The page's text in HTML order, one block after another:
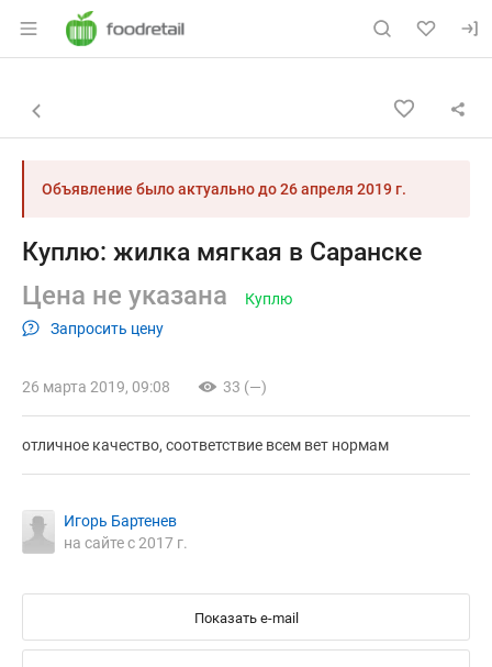
Раздел навигации по сайту
Объявление: Куплю: жилка
Навигация и управление объявлением
Назад к списку объявлений
Объявление было актуально до26 апреля 2019 г.
Куплю: жилка мягкая в Саранске
Цена не указана
Запросить цену
Куплю
26 марта 2019, 09:08 33 (—)
отличное качество, соответствие всем вет нормам
Игорь Бартенев
на сайте с 2017 г.
Показать e-mail